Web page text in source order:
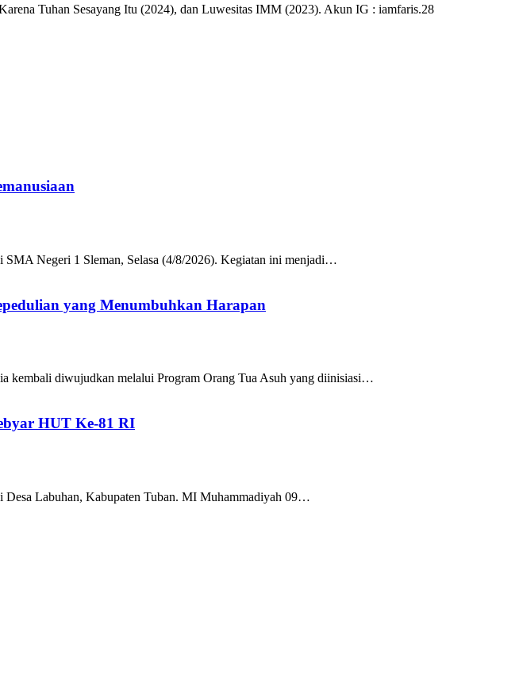
Tuhan Sesayang Itu (2024), dan Luwesitas IMM (2023). Akun IG : iamfaris.28
SMA Negeri 1 Sleman, Selasa (4/8/2026). Kegiatan ini menjadi…
yang Menumbuhkan Harapan
kembali diwujudkan melalui Program Orang Tua Asuh yang diinisiasi…
HUT Ke-81 RI
Labuhan, Kabupaten Tuban. MI Muhammadiyah 09…